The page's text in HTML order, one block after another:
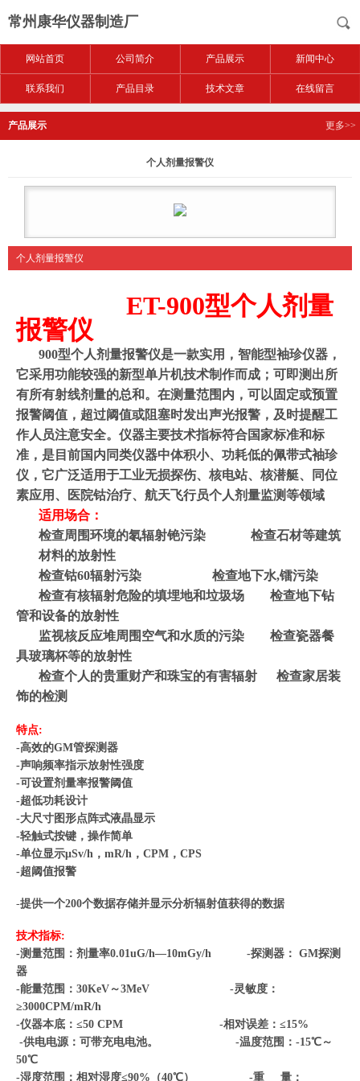
常州康华仪器制造厂
网站首页 公司简介 产品展示 新闻中心
联系我们 产品目录 技术文章 在线留言
产品展示 更多>>
个人剂量报警仪
个人剂量报警仪
ET-900型个人剂量
报警仪
900型个人剂量报警仪是一款实用，智能型袖珍仪器，
它采用功能较强的新型单片机技术制作而成；可即测出所
有所有射线剂量的总和。在测量范围内，可以固定或预置
报警阈值，超过阈值或阻塞时发出声光报警，及时提醒工
作人员注意安全。仪器主要技术指标符合国家标准和标
准，是目前国内同类仪器中体积小、功耗低的佩带式袖珍
仪，它广泛适用于工业无损探伤、核电站、核潜艇、同位
素应用、医院钴治疗、航天飞行员个人剂量监测等领域
适用场合：
检查周围环境的氡辐射铯污染
检查石材等建筑
材料的放射性
检查钴60辐射污染 检查地下水,镭污染
检查有核辐射危险的填埋地和垃圾场
检查地下钻
管和设备的放射性
监视核反应堆周围空气和水质的污染
检查瓷器餐
具玻璃杯等的放射性
检查个人的贵重财产和珠宝的有害辐射
检查家居装
饰的检测
特点:
-高效的GM管探测器
-声响频率指示放射性强度
-可设置剂量率报警阈值
-超低功耗设计
-大尺寸图形点阵式液晶显示
-轻触式按键，操作简单
-单位显示μSv/h ， mR/h ， CPM ， CPS
-超阈值报警
-提供一个200个数据存储并显示分析辐射值获得的数据
技术指标:
-测量范围： 剂量率0.01uG/h—10mGy/h -探测器： GM探测
器
-能量范围： 30KeV ～3MeV -灵敏度：
≥3000CPM/mR/h
-仪器本底： ≤50 CPM -相对误差： ≤15%
-供电电源：可带充电电池。 -温度范围： -15℃ ～
50℃
-湿度范围：相对湿度≤90% （40℃） -重 量：